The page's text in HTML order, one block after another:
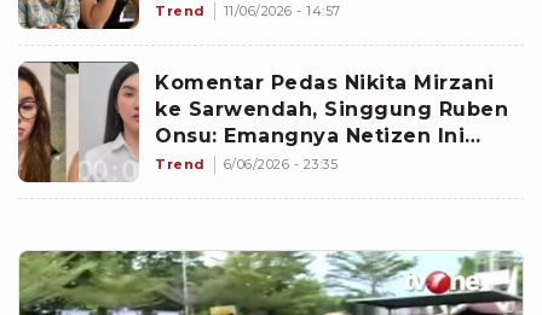
Pasutri Viral, Ada Apa?
Trend 11/06/2026 - 14:57
Komentar Pedas Nikita Mirzani
ke Sarwendah, Singgung Ruben
Onsu: Emangnya Netizen Ini
yang Kasih Makan Anak Loe?
Trend 6/06/2026 - 23:35